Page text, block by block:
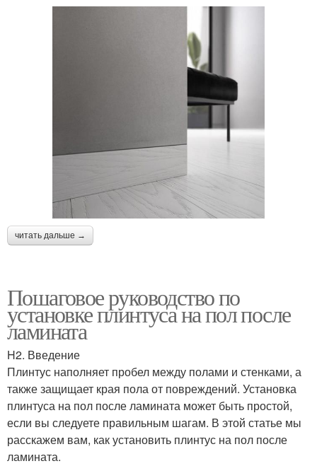
читать дальше →
Пошаговое руководство по
установке плинтуса на пол после
ламината
H2. Введение
Плинтус наполняет пробел между полами и стенками, а
также защищает края пола от повреждений. Установка
плинтуса на пол после ламината может быть простой,
если вы следуете правильным шагам. В этой статье мы
расскажем вам, как установить плинтус на пол после
ламината.